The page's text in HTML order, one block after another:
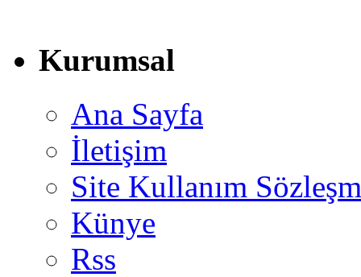
Kurumsal
Ana Sayfa
İletişim
Site Kullanım
Künye
Rss